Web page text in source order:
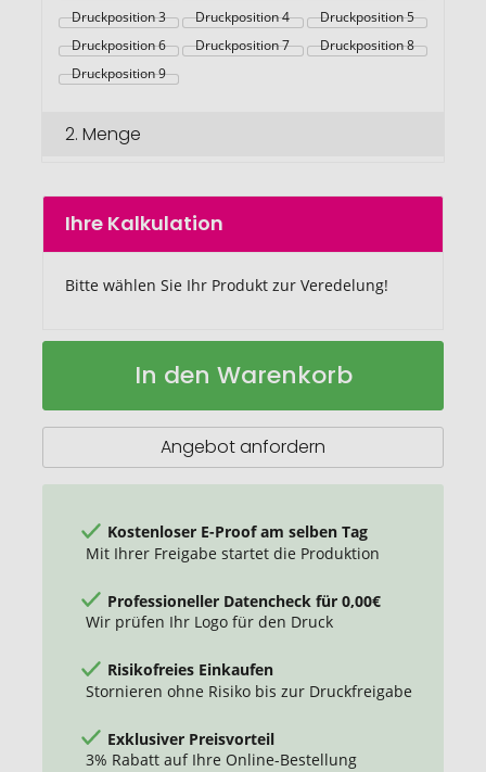
Druckposition 3
Druckposition 4
Druckposition 5
Druckposition 6
Druckposition 7
Druckposition 8
Druckposition 9
2. Menge
Ihre Kalkulation
Bitte wählen Sie Ihr Produkt zur Veredelung!
Go
In den Warenkorb
Angebot anfordern
Kostenloser E-Proof am selben Tag
Mit Ihrer Freigabe startet die Produktion
Professioneller Datencheck für 0,00€
Wir prüfen Ihr Logo für den Druck
Risikofreies Einkaufen
Stornieren ohne Risiko bis zur Druckfreigabe
Exklusiver Preisvorteil
3% Rabatt auf Ihre Online-Bestellung